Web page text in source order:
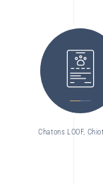
Chatons LOOF,